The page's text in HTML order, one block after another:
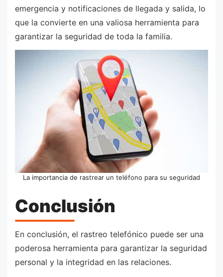
emergencia y notificaciones de llegada y salida, lo
que la convierte en una valiosa herramienta para
garantizar la seguridad de toda la familia.
La importancia de rastrear un teléfono para su seguridad
Conclusión
En conclusión, el rastreo telefónico puede ser una
poderosa herramienta para garantizar la seguridad
personal y la integridad en las relaciones.